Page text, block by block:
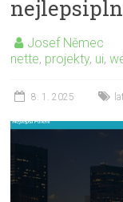
Josef Němec
nette, projekty, ui,
8. 1. 2025